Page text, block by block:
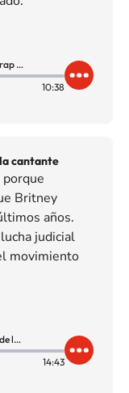
"Gangsta Paradise": Recuerdos del rap y hip-hop de los 90'
10:38
cantante
Britney
años.
judicial
movimiento
"Leave Britney alone": El caso legal de la cantante
14:43